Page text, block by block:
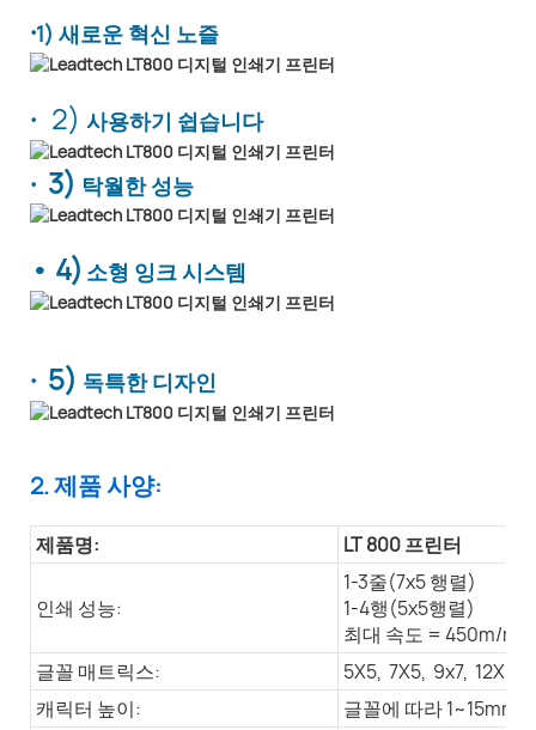
·1) 새로운 혁신 노즐
· 2) 사용하기 쉽습니다
· 3) 탁월한 성능
• 4) 소형 잉크 시스템
· 5) 독특한 디자인
2. 제품 사양:
제품명: LT 800 프린터
인쇄 성능:
1-3줄(7x5 행렬)
1-4행(5x5행렬)
최대 속도 = 450m/
글꼴 매트릭스:
5X5, 7X5, 9x7, 12X9,
캐릭터 높이:
글꼴에 따라 1~15mm